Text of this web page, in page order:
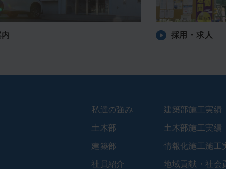
採用・求人
私達の強み
土木部
建築部
社員紹介
建築部施工実績
土木部施工実績
情報化施工施工
地域貢献・社会